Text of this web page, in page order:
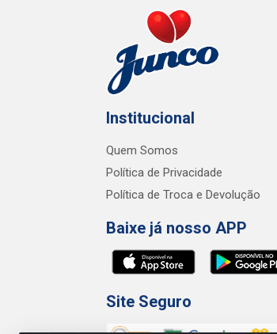
Institucional
Quem Somos
Política de Privacidade
Política de Troca e Devolução
Baixe já nosso APP
Site Seguro